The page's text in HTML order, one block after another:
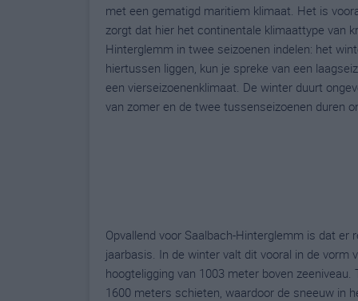
met een gematigd maritiem klimaat. Het is
zorgt dat hier het continentale klimaattype van
Hinterglemm in twee seizoenen indelen: het
hiertussen liggen, kun je spreke van een
een vierseizoenenklimaat. De winter duurt
van zomer en de twee tussenseizoenen duren
Opvallend voor Saalbach-Hinterglemm is dat
jaarbasis. In de winter valt dit vooral in de vorm
hoogteligging van 1003 meter boven
1600 meters schieten, waardoor de sneeuw in